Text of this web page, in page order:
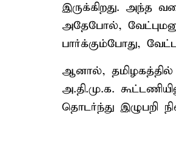
இருக்கிறது. அந்த
அதேபோல்,
பார்க்கும்போது,
ஆனால், தமிழகத்தில்
அ.தி.மு.க.
தொடர்ந்து இழுபறி